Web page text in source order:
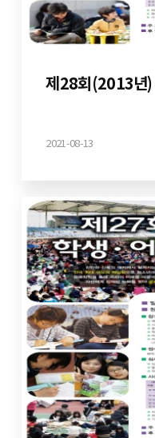
2021-08-13